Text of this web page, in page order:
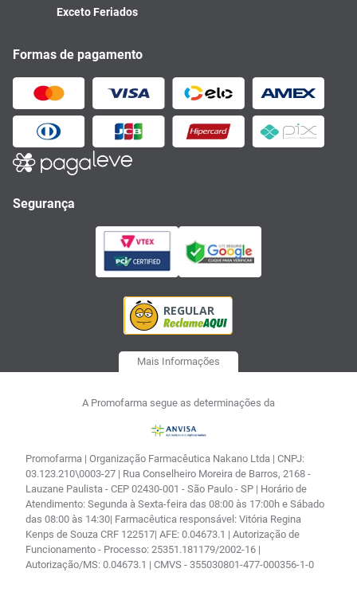
Exceto Feriados
Formas de pagamento
Segurança
Mais Informações
A Promofarma segue as determinações da
Promofarma | Organização Farmacêutica Nakano Ltda | CNPJ:
03.123.210\0003-27 | Rua Conselheiro Moreira de Barros, 2168 -
Lauzane Paulista - CEP 02430-001 - São Paulo - SP | Horário de
Atendimento: Segunda à Sexta-feira das 08:00 às 17:00h e Sábado
das 08:00 às 14:30| Farmacêutica responsável: Vitória Regina
Kenps de Souza CRF 122517| AFE: 0.04673.1 | Autorização de
Funcionamento - Processo: 25351.181179/2002-16 |
Autorização/MS: 0.04673.1 | CMVS - 355030801-477-000356-1-0